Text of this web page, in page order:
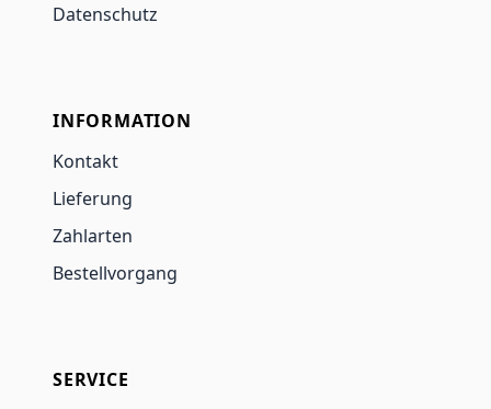
Datenschutz
INFORMATION
Kontakt
Lieferung
Zahlarten
Bestellvorgang
SERVICE